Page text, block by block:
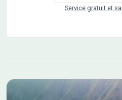
Renseignements etService gratuit et